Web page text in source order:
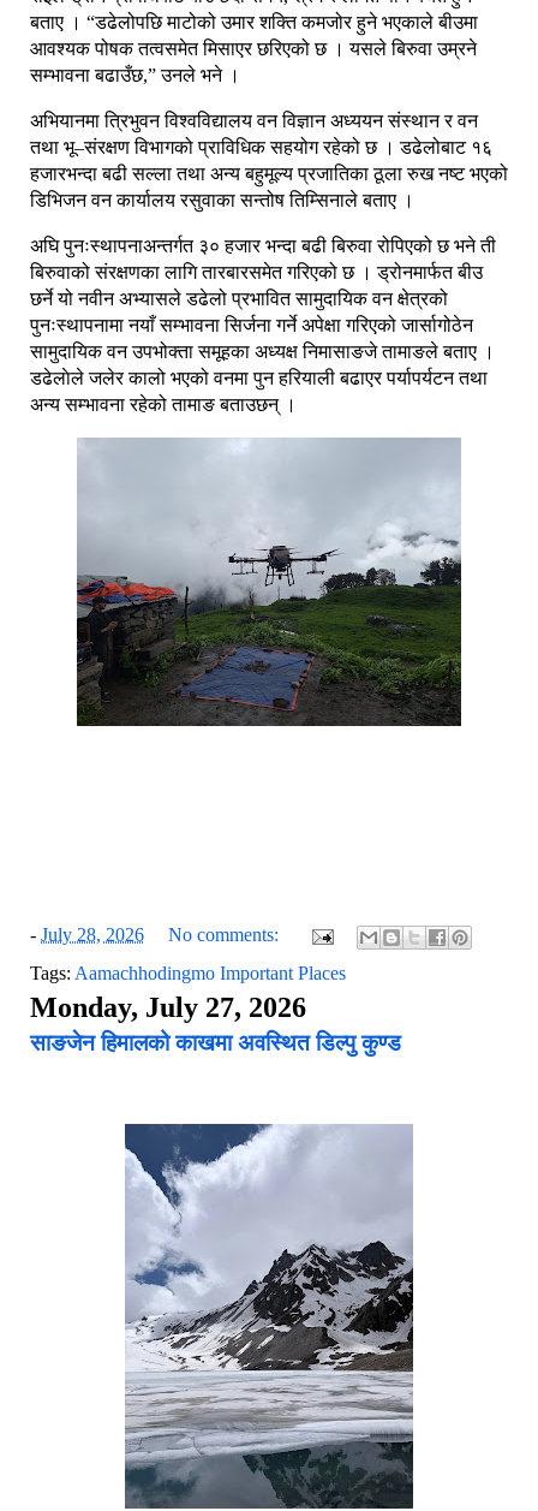
बताए । “डढेलोपछि माटोको उमार शक्ति कमजोर हुने भएकाले बीउमा
आवश्यक पोषक तत्वसमेत मिसाएर छरिएको छ । यसले बिरुवा उम्रने
सम्भावना बढाउँछ,” उनले भने ।
अभियानमा त्रिभुवन विश्वविद्यालय वन विज्ञान अध्ययन संस्थान र वन
तथा भू–संरक्षण विभागको प्राविधिक सहयोग रहेको छ । डढेलोबाट १६
हजारभन्दा बढी सल्ला तथा अन्य बहुमूल्य प्रजातिका ठूला रुख नष्ट भएको
डिभिजन वन कार्यालय रसुवाका सन्तोष तिम्सिनाले बताए ।
अघि पुनःस्थापनाअन्तर्गत ३० हजार भन्दा बढी बिरुवा रोपिएको छ भने ती
बिरुवाको संरक्षणका लागि तारबारसमेत गरिएको छ । ड्रोनमार्फत बीउ
छर्ने यो नवीन अभ्यासले डढेलो प्रभावित सामुदायिक वन क्षेत्रको
पुनःस्थापनामा नयाँ सम्भावना सिर्जना गर्ने अपेक्षा गरिएको जार्सागोठेन
सामुदायिक वन उपभोक्ता समूहका अध्यक्ष निमासाङजे तामाङले बताए ।
डढेलाेले जलेर कालो भएको वनमा पुन हरियाली बढाएर पर्यापर्यटन तथा
अन्य सम्भावना रहेको तामाङ बताउछन् ।
- July 28, 2026
No comments:
Tags: Aamachhodingmo Important Places
Monday, July 27, 2026
साङजेन हिमालको काखमा अवस्थित डिल्पु कुण्ड